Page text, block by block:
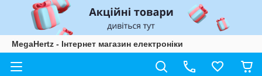
MegaHertz - Інтернет магазин електроніки